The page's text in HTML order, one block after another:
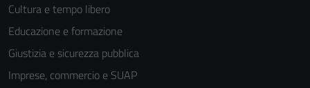
Cultura e tempo libero
Educazione e formazione
Giustizia e sicurezza pubblica
Imprese, commercio e SUAP